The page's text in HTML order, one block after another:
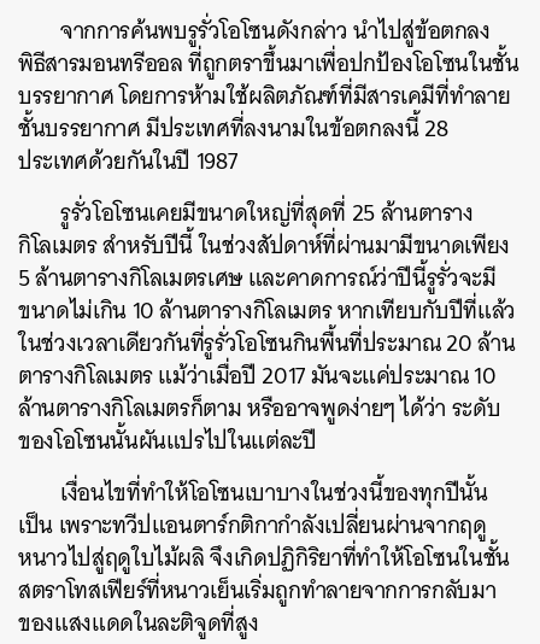
จากการค้นพบรูรั่วโอโซนดังกล่าวนำไปสู่ข้อตกลง
พิธีสารมอนทรีออลที่ถูกตราขึ้นมาเพื่อปกป้องโอโซนในชั้น
บรรยากาศโดยการห้ามใช้ผลิตภัณฑ์ที่มีสารเคมีที่ทำลาย
ชั้นบรรยากาศมีประเทศที่ลงนามในข้อตกลงนี้28
ประเทศด้วยกันในปี 1987
รูรั่วโอโซนเคยมีขนาดใหญ่ที่สุดที่ 25ล้านตาราง
กิโลเมตรสำหรับปีนี้ในช่วงสัปดาห์ที่ผ่านมามีขนาดเพียง
5ล้านตารางกิโลเมตรเศษและคาดการณ์ว่าปีนี้รูรั่วจะมี
ขนาดไม่เกิน10ล้านตารางกิโลเมตรหากเทียบกับปีที่แล้ว
ในช่วงเวลาเดียวกันที่รูรั่วโอโซนกินพื้นที่ประมาณ20ล้าน
ตารางกิโลเมตรแม้ว่าเมื่อปี 2017มันจะแค่ประมาณ10
ล้านตารางกิโลเมตรก็ตามหรืออาจพูดง่ายๆได้ว่าระดับ
ของโอโซนนั้นผันแปรไปในแต่ละปี
เงื่อนไขที่ทำให้โอโซนเบาบางในช่วงนี้ของทุกปีนั้น
เป็นเพราะทวีปแอนตาร์กติกากำลังเปลี่ยนผ่านจากฤดู
หนาวไปสู่ฤดูใบไม้ผลิจึงเกิดปฏิกิริยาที่ทำให้โอโซนในชั้น
สตราโทสเฟียร์ที่หนาวเย็นเริ่มถูกทำลายจากการกลับมา
ของแสงแดดในละติจูดที่สูง